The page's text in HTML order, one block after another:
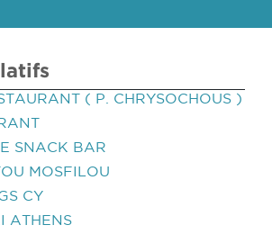
( P. CHRYSOCHOUS )
SNACK BAR
MOSFILOU
CY
ATHENS